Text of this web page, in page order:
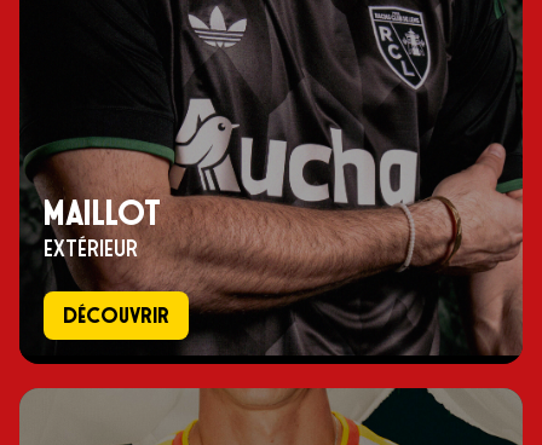
MAILLOT
EXTÉRIEUR
Découvrir